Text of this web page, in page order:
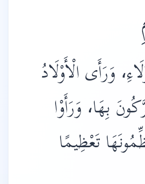
وَرَأَى الْأَوْلَادُ
بِهَا، وَرَأَوْا
تَعْظِيمًا